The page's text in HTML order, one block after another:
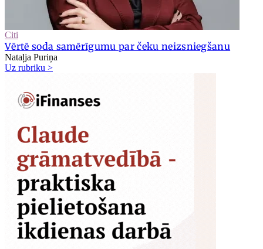
Citi
Vērtē soda samērīgumu par čeku neizsniegšanu
Nataļja Puriņa
Uz rubriku >